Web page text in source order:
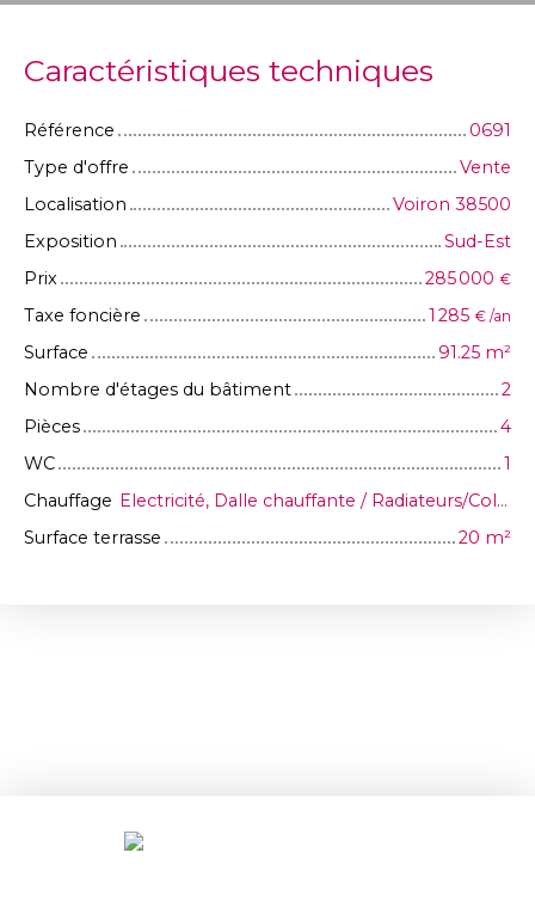
Caractéristiques techniques
Référence
0691
Type d'offre
Vente
Localisation
Voiron 38500
Exposition
Sud-Est
Prix
285 000 €
Taxe foncière 1 285 € /an
Surface 91.25 m²
Nombre d'étages du bâtiment
2
Pièces
4
WC
1
Chauffage
Electricité, Dalle chauffante / Radiateurs/Collectif
Surface terrasse
20 m²